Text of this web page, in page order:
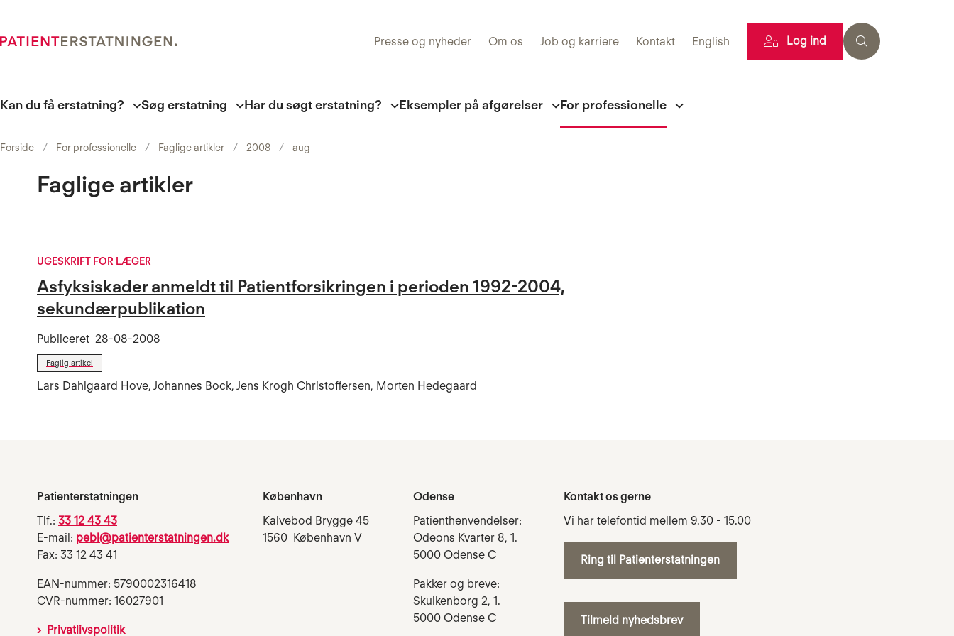
Presse og nyheder Om os Job og karriere Kontakt English Log ind
Kan du få erstatning? Søg erstatning Har du søgt erstatning? Eksempler på afgørelser For professionelle
Forside For professionelle Faglige artikler 2008 aug
Faglige artikler
UGESKRIFT FOR LÆGER
Asfyksiskader anmeldt til Patientforsikringen i perioden 1992-2004,
sekundærpublikation
Publiceret 28-08-2008
Faglig artikel
Lars Dahlgaard Hove, Johannes Bock, Jens Krogh Christoffersen, Morten Hedegaard
Patienterstatningen
Tlf.: 33 12 43 43
E-mail: pebl@patienterstatningen.dk
Fax: 33 12 43 41
EAN-nummer: 5790002316418
CVR-nummer: 16027901
Privatlivspolitik
København
Kalvebod Brygge 45
1560 København V
Odense
Patienthenvendelser:
Odeons Kvarter 8, 1.
5000 Odense C
Pakker og breve:
Skulkenborg 2, 1.
5000 Odense C
Kontakt os gerne
Vi har telefontid mellem 9.30 - 15.00
Ring til Patienterstatningen
Tilmeld nyhedsbrev